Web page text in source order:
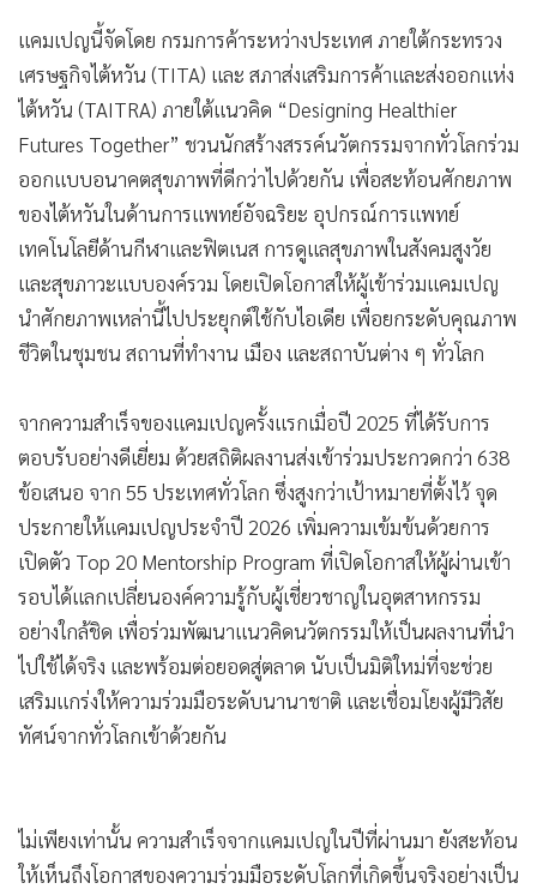
• อินโดจีน
• กองทุนรวม
• Celeb Online
• Factcheck
• ญี่ปุ่น
• News1
แคมเปญนี้จัดโดย กรมการค้าระหว่างประเทศ ภายใต้กระทรวง
เศรษฐกิจไต้หวัน (TITA) และ สภาส่งเสริมการค้าและส่งออกแห่ง
ไต้หวัน (TAITRA) ภายใต้แนวคิด “Designing Healthier
Futures Together” ชวนนักสร้างสรรค์นวัตกรรมจากทั่วโลกร่วม
ออกแบบอนาคตสุขภาพที่ดีกว่าไปด้วยกัน เพื่อสะท้อนศักยภาพ
ของไต้หวันในด้านการแพทย์อัจฉริยะ อุปกรณ์การแพทย์
เทคโนโลยีด้านกีฬาและฟิตเนส การดูแลสุขภาพในสังคมสูงวัย
และสุขภาวะแบบองค์รวม โดยเปิดโอกาสให้ผู้เข้าร่วมแคมเปญ
นำศักยภาพเหล่านี้ไปประยุกต์ใช้กับไอเดีย เพื่อยกระดับคุณภาพ
ชีวิตในชุมชน สถานที่ทำงาน เมือง และสถาบันต่าง ๆ ทั่วโลก
จากความสำเร็จของแคมเปญครั้งแรกเมื่อปี 2025 ที่ได้รับการ
ตอบรับอย่างดีเยี่ยม ด้วยสถิติผลงานส่งเข้าร่วมประกวดกว่า 638
ข้อเสนอ จาก 55 ประเทศทั่วโลก ซึ่งสูงกว่าเป้าหมายที่ตั้งไว้ จุด
ประกายให้แคมเปญประจำปี 2026 เพิ่มความเข้มข้นด้วยการ
เปิดตัว Top 20 Mentorship Program ที่เปิดโอกาสให้ผู้ผ่านเข้า
รอบได้แลกเปลี่ยนองค์ความรู้กับผู้เชี่ยวชาญในอุตสาหกรรม
อย่างใกล้ชิด เพื่อร่วมพัฒนาแนวคิดนวัตกรรมให้เป็นผลงานที่นำ
ไปใช้ได้จริง และพร้อมต่อยอดสู่ตลาด นับเป็นมิติใหม่ที่จะช่วย
เสริมแกร่งให้ความร่วมมือระดับนานาชาติ และเชื่อมโยงผู้มีวิสัย
ทัศน์จากทั่วโลกเข้าด้วยกัน
ไม่เพียงเท่านั้น ความสำเร็จจากแคมเปญในปีที่ผ่านมา ยังสะท้อน
ให้เห็นถึงโอกาสของความร่วมมือระดับโลกที่เกิดขึ้นจริงอย่างเป็น